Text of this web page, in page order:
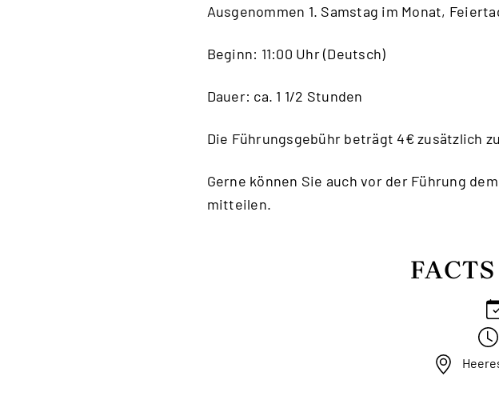
Ausgenommen 1. Samstag im Monat,
Beginn: 11:00 Uhr (Deutsch)
Dauer: ca. 1 1/2 Stunden
Die Führungsgebühr beträgt 4€ zusätzlich
Gerne können Sie auch vor der Führung
mitteilen.